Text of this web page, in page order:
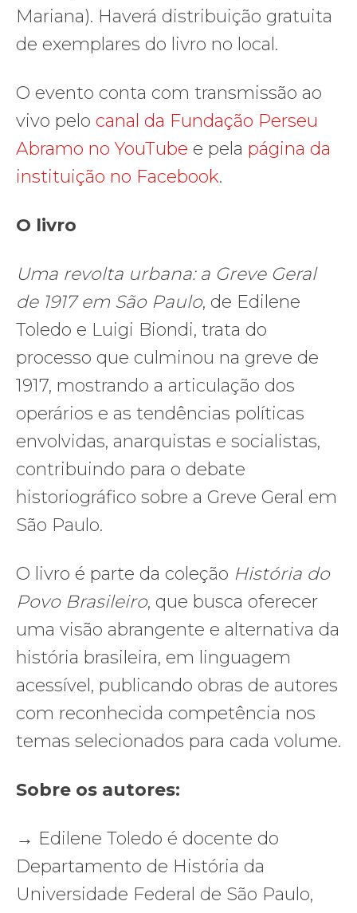
Mariana). Haverá distribuição gratuita
de exemplares do livro no local.
O evento conta com transmissão ao
vivo pelo canal da Fundação Perseu
Abramo no YouTube e pela página da
instituição no Facebook.
O livro
Uma revolta urbana: a Greve Geral
de 1917 em São Paulo, de Edilene
Toledo e Luigi Biondi, trata do
processo que culminou na greve de
1917, mostrando a articulação dos
operários e as tendências políticas
envolvidas, anarquistas e socialistas,
contribuindo para o debate
historiográfico sobre a Greve Geral em
São Paulo.
O livro é parte da coleção História do
Povo Brasileiro, que busca oferecer
uma visão abrangente e alternativa da
história brasileira, em linguagem
acessível, publicando obras de autores
com reconhecida competência nos
temas selecionados para cada volume.
Sobre os autores:
→ Edilene Toledo é docente do
Departamento de História da
Universidade Federal de São Paulo,